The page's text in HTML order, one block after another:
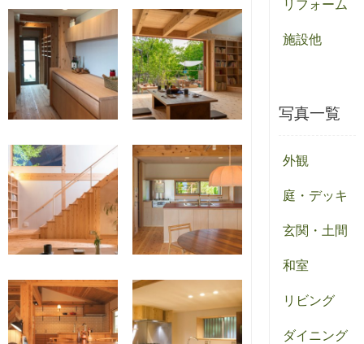
リフォーム
施設他
写真一覧
外観
庭・デッキ
玄関・土間
和室
リビング
ダイニング